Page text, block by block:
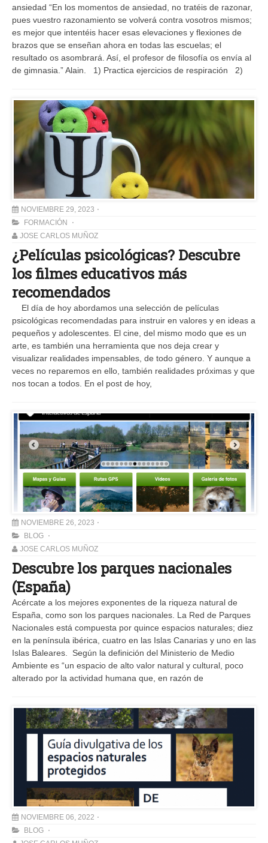
ansiedad “En los momentos de ansiedad, no tratéis de razonar,
pues vuestro razonamiento se volverá contra vosotros mismos;
es mejor que intentéis hacer esas elevaciones y flexiones de
brazos que se enseñan ahora en todas las escuelas; el
resultado os asombrará. Así, el profesor de filosofía os envía al
de gimnasia.” Alain. 1) Practica ejercicios de respiración 2)
NOVIEMBRE 29, 2023
FORMACIÓN
JOSE CARLOS MUÑOZ
¿Películas psicológicas? Descubre
los filmes educativos más
recomendados
El día de hoy abordamos una selección de películas
psicológicas recomendadas para instruir en valores y en ideas a
pequeños y adolescentes. El cine, del mismo modo que es un
arte, es también una herramienta que nos deja crear y
visualizar realidades impensables, de todo género. Y aunque a
veces no reparemos en ello, también realidades próximas y que
nos tocan a todos. En el post de hoy,
NOVIEMBRE 26, 2023
BLOG
JOSE CARLOS MUÑOZ
Descubre los parques nacionales
(España)
Acércate a los mejores exponentes de la riqueza natural de
España, como son los parques nacionales. La Red de Parques
Nacionales está compuesta por quince espacios naturales; diez
en la península ibérica, cuatro en las Islas Canarias y uno en las
Islas Baleares. Según la definición del Ministerio de Medio
Ambiente es “un espacio de alto valor natural y cultural, poco
alterado por la actividad humana que, en razón de
NOVIEMBRE 06, 2022
BLOG